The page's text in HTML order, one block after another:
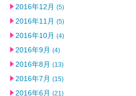
2016年12月 (5)
2016年11月 (5)
2016年10月 (4)
2016年9月 (4)
2016年8月 (13)
2016年7月 (15)
2016年6月 (21)